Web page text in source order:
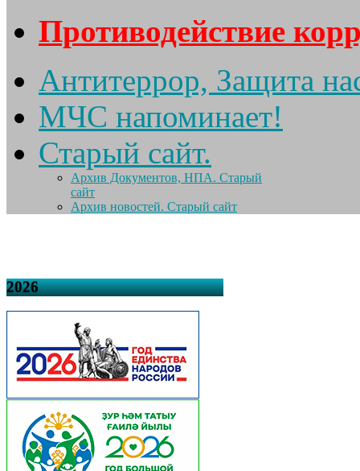
Противодействие
Антитеррор, Защита
МЧС напоминает!
Старый сайт.
Архив Документов, НПА. Старый
сайт
Архив новостей. Старый сайт
2026